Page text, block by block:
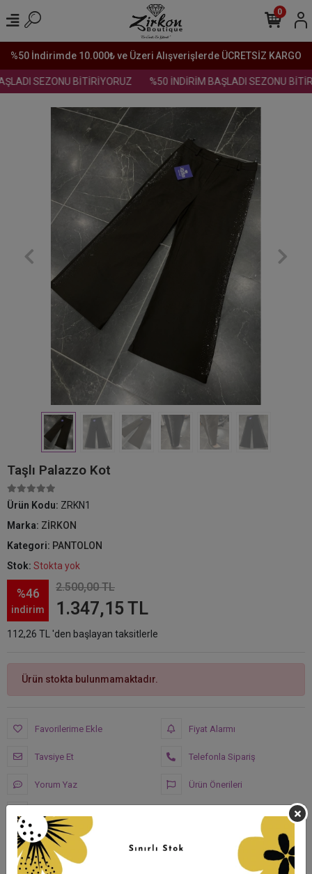
%50 İndirimde 10.000₺ ve Üzeri Alışverişlerde ÜCRETSİZ KARGO
SEZONU BİTİRİYORUZ %50 İNDİRİM BAŞLADI SEZONU
0
Taşlı Palazzo Kot
Ürün Kodu: ZRKN1
Marka: ZİRKON
Kategori: PANTOLON
Stok: Stokta yok
%46
indirim
2.500,00 TL
1.347,15 TL
112,26 TL 'den başlayan taksitlerle
Ürün stokta bulunmamaktadır.
Favorilerime Ekle
Tavsiye Et
Yorum Yaz
Fiyat Alarmı
Telefonla Sipariş
Ürün Önerileri
Hızlı Gönderi İade ve Değişim